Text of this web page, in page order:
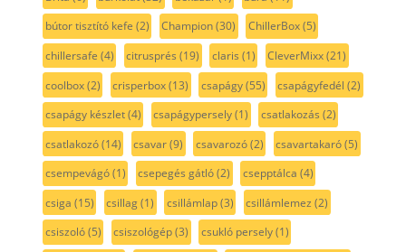
bútor tisztító kefe (2) Champion(30) ChillerBox(5)
chillersafe (4) citrusprés (19) claris (1) CleverMixx(21)
coolbox(2) crisperbox(13) csapágy(55) csapágyfedél (2)
csapágy készlet(4) csapágypersely(1) csatlakozás (2)
csatlakozó(14) csavar(9) csavarozó(2) csavartakaró(5)
csempevágó(1) csepegés gátló(2) csepptálca (4)
csiga (15) csillag(1) csillámlap(3) csillámlemez (2)
csiszoló(5) csiszológép(3) csukló persely(1)